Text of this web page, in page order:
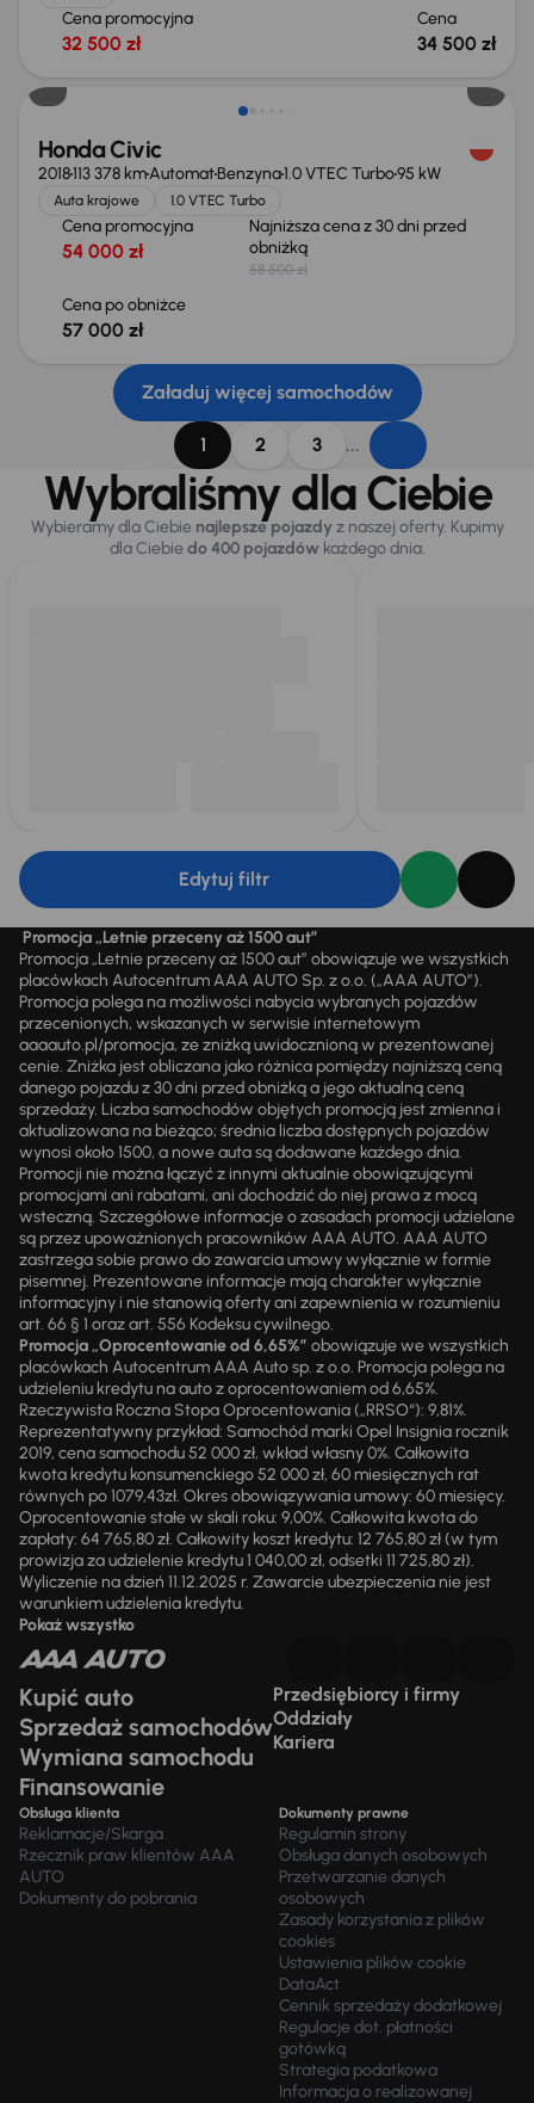
Cena promocyjna
32 500 zł
Cena
34 500 zł
Taniej o 1 500 zł
Honda Civic
2018113 378 kmAutomatBenzyna1.0 VTEC Turbo95 kW
Auta krajowe 1.0 VTEC Turbo
Cena promocyjna
54 000 zł
Najniższa cena z 30 dni przed
obniżką
58 500 zł
Cena po obniżce
57 000 zł
Załaduj więcej samochodów
1 2 3 ...
Wybraliśmy dla Ciebie
Wybieramy dla Ciebie najlepsze pojazdy z naszej oferty. Kupimy
dla Ciebiedo 400 pojazdówkażdego dnia.
Edytuj filtr
Promocja „Letnie przeceny aż 1500 aut”
Promocja „Letnie przeceny aż 1500 aut” obowiązuje we wszystkich
placówkach Autocentrum AAA AUTO Sp. z o.o. („AAA AUTO”).
Promocja polega na możliwości nabycia wybranych pojazdów
przecenionych, wskazanych w serwisie internetowym
aaaauto.pl/promocja, ze zniżką uwidocznioną w prezentowanej
cenie. Zniżka jest obliczana jako różnica pomiędzy najniższą ceną
danego pojazdu z 30 dni przed obniżką a jego aktualną ceną
sprzedaży. Liczba samochodów objętych promocją jest zmienna i
aktualizowana na bieżąco; średnia liczba dostępnych pojazdów
wynosi około 1500, a nowe auta są dodawane każdego dnia.
Promocji nie można łączyć z innymi aktualnie obowiązującymi
promocjami ani rabatami, ani dochodzić do niej prawa z mocą
wsteczną. Szczegółowe informacje o zasadach promocji udzielane
są przez upoważnionych pracowników AAA AUTO. AAA AUTO
zastrzega sobie prawo do zawarcia umowy wyłącznie w formie
pisemnej. Prezentowane informacje mają charakter wyłącznie
informacyjny i nie stanowią oferty ani zapewnienia w rozumieniu
art. 66 § 1 oraz art. 556 Kodeksu cywilnego.
Promocja „Oprocentowanie od 6,65%” obowiązuje we wszystkich
placówkach Autocentrum AAA Auto sp. z o.o. Promocja polega na
udzieleniu kredytu na auto z oprocentowaniem od 6,65%.
Rzeczywista Roczna Stopa Oprocentowania („RRSO“): 9,81%.
Reprezentatywny przykład: Samochód marki Opel Insignia rocznik
2019, cena samochodu 52 000 zł, wkład własny 0%. Całkowita
kwota kredytu konsumenckiego 52 000 zł, 60 miesięcznych rat
równych po 1079,43zł. Okres obowiązywania umowy: 60 miesięcy.
Oprocentowanie stałe w skali roku: 9,00%. Całkowita kwota do
zapłaty: 64 765,80 zł. Całkowity koszt kredytu: 12 765,80 zł (w tym
prowizja za udzielenie kredytu 1 040,00 zł, odsetki 11 725,80 zł).
Wyliczenie na dzień 11.12.2025 r. Zawarcie ubezpieczenia nie jest
warunkiem udzielenia kredytu.
Pokaż wszystko
Kupić auto
Sprzedaż samochodów
Wymiana samochodu
Finansowanie
Przedsiębiorcy i firmy
Oddziały
Kariera
Obsługa klienta
Reklamacje/Skarga
Rzecznik praw klientów AAA
AUTO
Dokumenty do pobrania
Dokumenty prawne
Regulamin strony
Obsługa danych osobowych
Przetwarzanie danych
osobowych
Zasady korzystania z plików
cookies
Ustawienia plików cookie
DataAct
Cennik sprzedaży dodatkowej
Regulacje dot. płatności
gotówką
Strategia podatkowa
Informacja o realizowanej